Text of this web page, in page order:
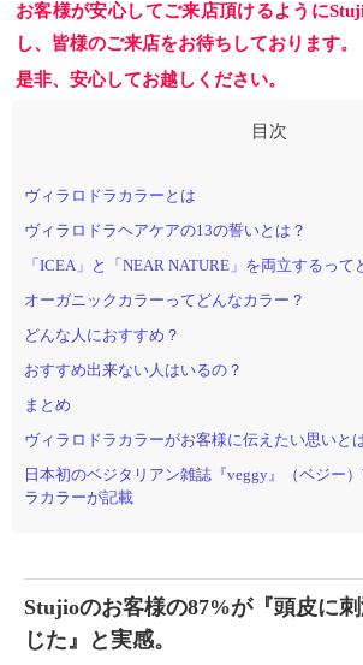
とのゴミ箱、テッシュ、次亜
中心に行っていきます。※次
よる噴射は現在停止しており
換気を常にしております！暖
温でお過ごしいただけると思
提供できません！長時間メニ
て 厚生労働省の基準に従い効
ドラインに基づき、ドアを少
の小窓を開けてさらに換気を
に５分以上の換気を確実におこない
ー時には極暖の膝掛け（毛布
加湿器と空気清浄機にてより
（※次亜塩素酸水の噴射は行な
減らし、安全性の高い距離を
す。 会話についてのこころ
以上の体温が計測された場合
お飲み物に関して サロンか
えさせていただきます。 必
お客様が安心してご来店頂けるように
し、皆様のご来店をお待ちしております。
是非、安心してお越しください。
ヴィラロドラカラーとは
ヴィラロドラヘアケアの13の誓いとは？
「ICEA」と「NEAR NATURE」を両立するって
オーガニックカラーってどんなカラー？
どんな人におすすめ？
おすすめ出来ない人はいるの？
まとめ
ヴィラロドラカラーがお客様に伝えたい思いと
日本初のベジタリアン雑誌『veggy』（ベジー
ラカラーが記載
Stujioのお客様の87%が『頭皮に
じた』と実感。